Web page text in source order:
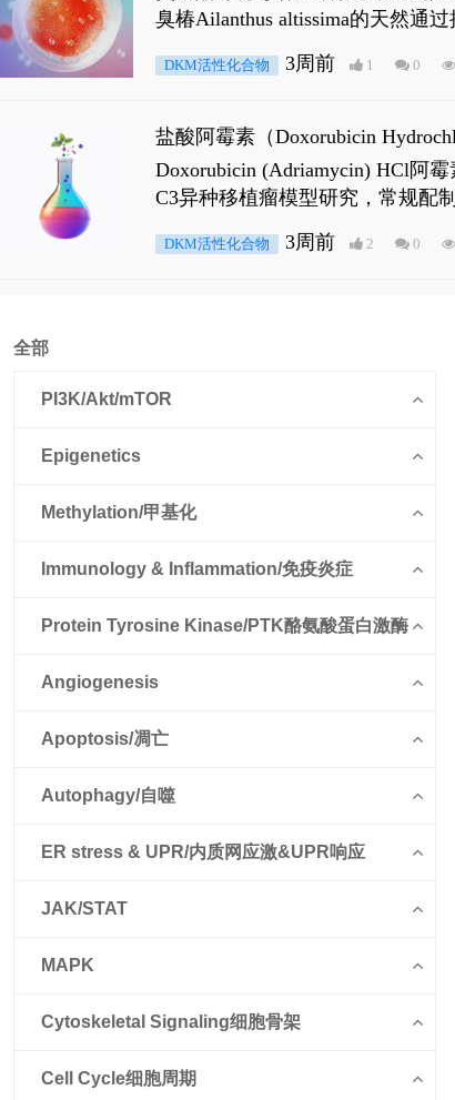
臭椿Ailanthus altissima的天然通
是全长 Androgen Receptor (AR-
DKM活性化合物 3周前 1 0
盐酸阿霉素（Doxorubicin
Doxorubicin (Adriamycin) HCl阿
C3异种移植瘤模型研究，常规配
DKM活性化合物 3周前 2 0
全部
PI3K/Akt/mTOR
Epigenetics
Methylation/甲基化
Immunology & Inflammation/免疫炎症
Protein Tyrosine Kinase/PTK酪氨酸蛋白激酶
Angiogenesis
Apoptosis/凋亡
Autophagy/自噬
ER stress & UPR/内质网应激&UPR响应
JAK/STAT
MAPK
Cytoskeletal Signaling细胞骨架
Cell Cycle细胞周期